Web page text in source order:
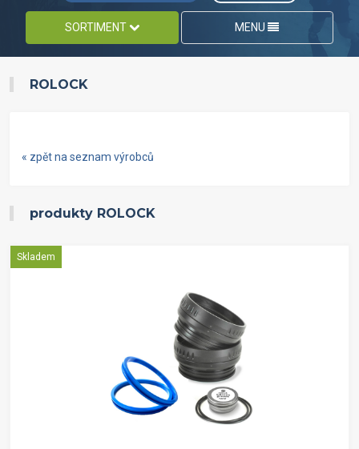
SORTIMENT MENU
ROLOCK
« zpět na seznam výrobců
produkty ROLOCK
Skladem